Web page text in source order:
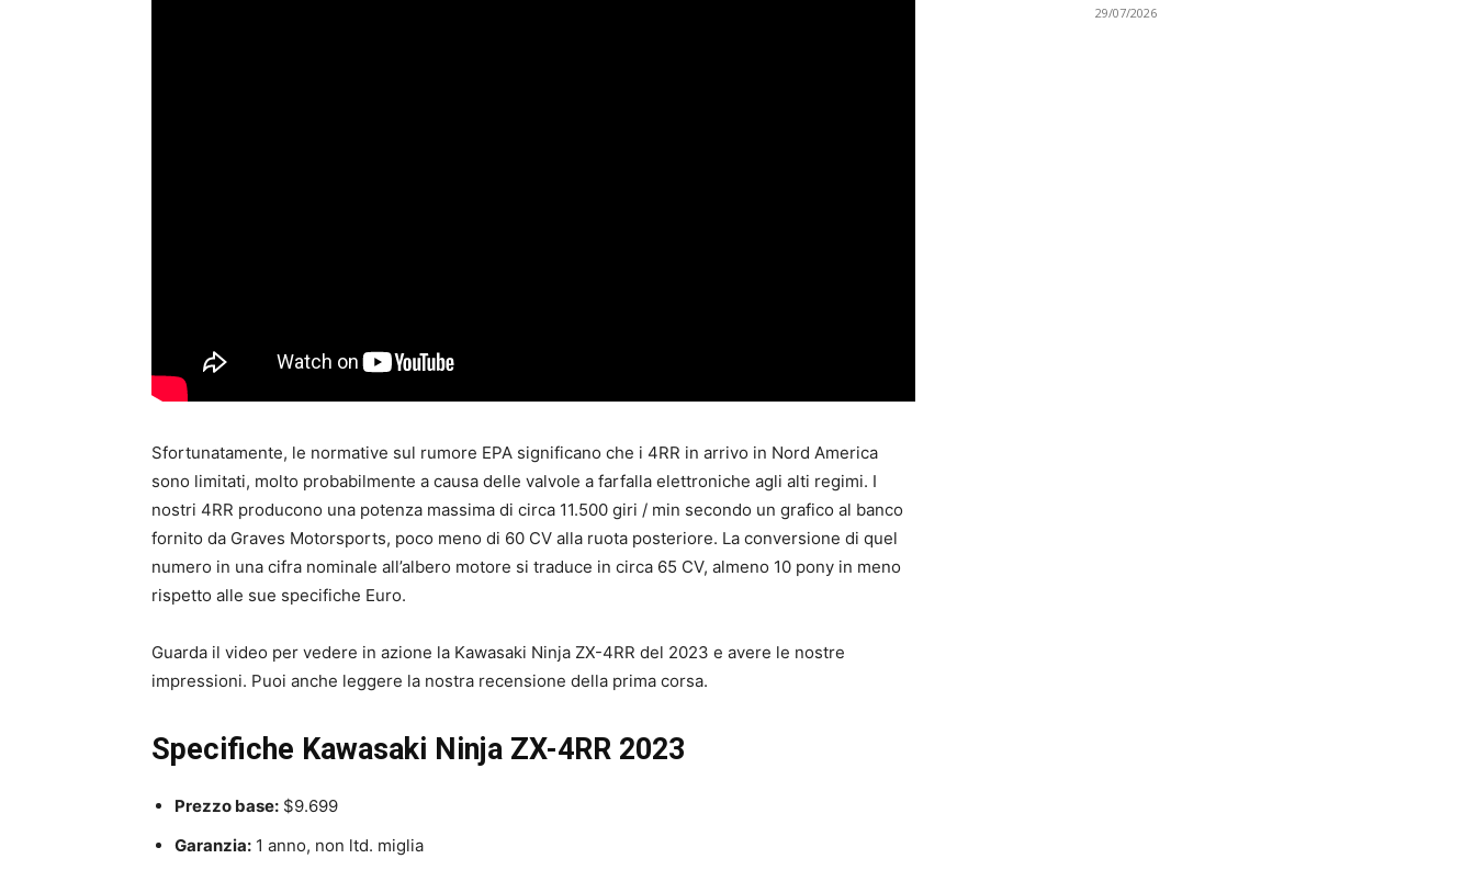
Sfortunatamente, le normative sul rumore EPA significano che i 4RR in arrivo in Nord America
sono limitati, molto probabilmente a causa delle valvole a farfalla elettroniche agli alti regimi. I
nostri 4RR producono una potenza massima di circa 11.500 giri / min secondo un grafico al banco
fornito da Graves Motorsports, poco meno di 60 CV alla ruota posteriore. La conversione di quel
numero in una cifra nominale all’albero motore si traduce in circa 65 CV, almeno 10 pony in meno
rispetto alle sue specifiche Euro.
Guarda il video per vedere in azione la Kawasaki Ninja ZX-4RR del 2023 e avere le nostre
impressioni. Puoi anche leggere la nostra recensione della prima corsa.
Specifiche Kawasaki Ninja ZX-4RR 2023
Prezzo base: $9.699
Garanzia: 1 anno, non ltd. miglia
29/07/2026